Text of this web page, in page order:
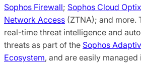
Sophos Firewall; Sophos Cloud Optix
Network Access (ZTNA); and more.
real-time threat intelligence and
threats as part of the Sophos
Ecosystem, and are easily